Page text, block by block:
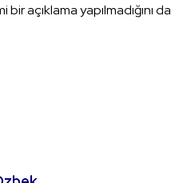
açıklama yapılmadığını da